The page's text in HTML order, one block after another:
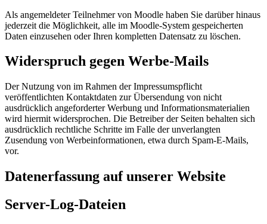
Als angemeldeter Teilnehmer von Moodle haben Sie darüber hinaus
jederzeit die Möglichkeit, alle im Moodle-System gespeicherten
Daten einzusehen oder Ihren kompletten Datensatz zu löschen.
Widerspruch gegen Werbe-Mails
Der Nutzung von im Rahmen der Impressumspflicht
veröffentlichten Kontaktdaten zur Übersendung von nicht
ausdrücklich angeforderter Werbung und Informationsmaterialien
wird hiermit widersprochen. Die Betreiber der Seiten behalten sich
ausdrücklich rechtliche Schritte im Falle der unverlangten
Zusendung von Werbeinformationen, etwa durch Spam-E-Mails,
vor.
Datenerfassung auf unserer Website
Server-Log-Dateien